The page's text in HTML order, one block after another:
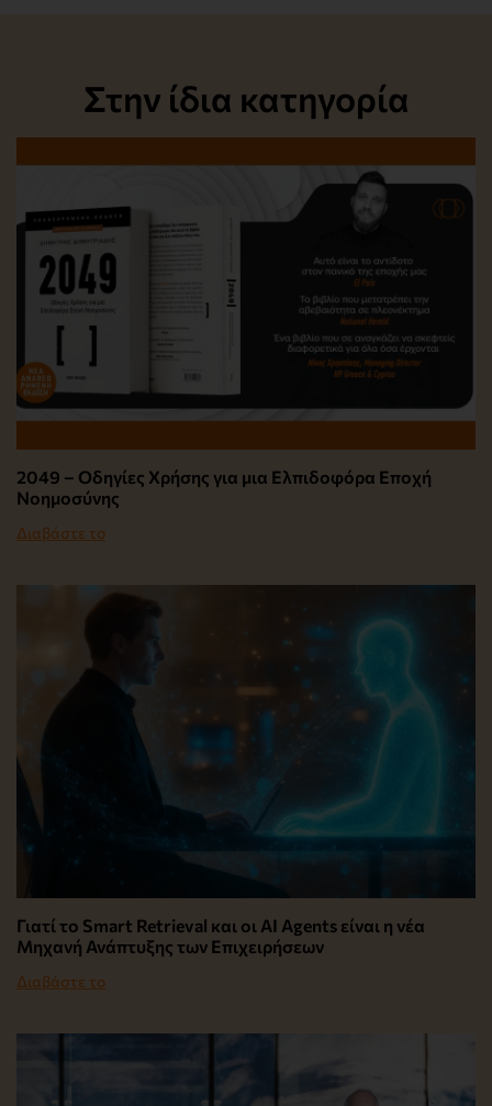
Στην ίδια κατηγορία
2049 – Οδηγίες Χρήσης για μια Ελπιδοφόρα Εποχή
Νοημοσύνης
Διαβάστε το
Γιατί το Smart Retrieval και οι AI Agents είναι η νέα
Μηχανή Ανάπτυξης των Επιχειρήσεων
Διαβάστε το